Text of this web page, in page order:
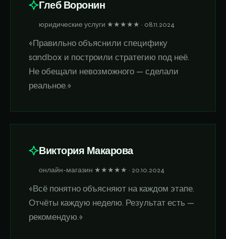
Глеб Воронин
юридические услуги ★★★★★ · 08.11.2024
«Правильно объяснили специфику
sandbox и построили стратегию под неё.
Не обещали невозможного — сделали
реальное.»
Виктория Макарова
онлайн-магазин ★★★★★ · 20.10.2024
«Всё понятно объясняют на каждом этапе.
Отчёты каждую неделю. Результат есть —
рекомендую.»